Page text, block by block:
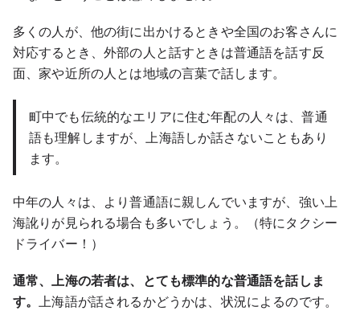
多くの人が、他の街に出かけるときや全国のお客さんに
対応するとき、外部の人と話すときは普通語を話す反
面、家や近所の人とは地域の言葉で話します。
町中でも伝統的なエリアに住む年配の人々は、普通
語も理解しますが、上海語しか話さないこともあり
ます。
中年の人々は、より普通語に親しんでいますが、強い上
海訛りが見られる場合も多いでしょう。（特にタクシー
ドライバー！）
通常、上海の若者は、とても標準的な普通語を話しま
す。
上海語が話されるかどうかは、状況によるのです。